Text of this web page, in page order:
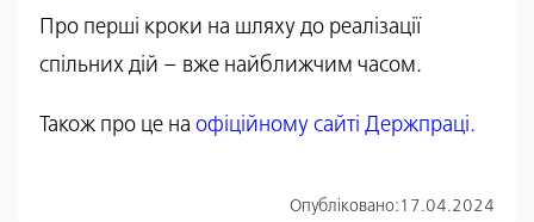
Про перші кроки на шляху до реалізації
спільних дій – вже найближчим часом.
Також про це на офіційному сайті Держпраці.
Опубліковано: 17.04.2024